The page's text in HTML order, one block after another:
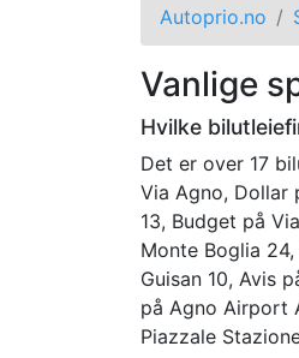
Autoprio.no
Vanlige
Hvilke
Det er over 17
Via Agno, Dollar
13, Budget på
Monte Boglia
Guisan 10, Avis
på Agno Airport
Piazzale